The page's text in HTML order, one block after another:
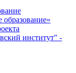
институт" -